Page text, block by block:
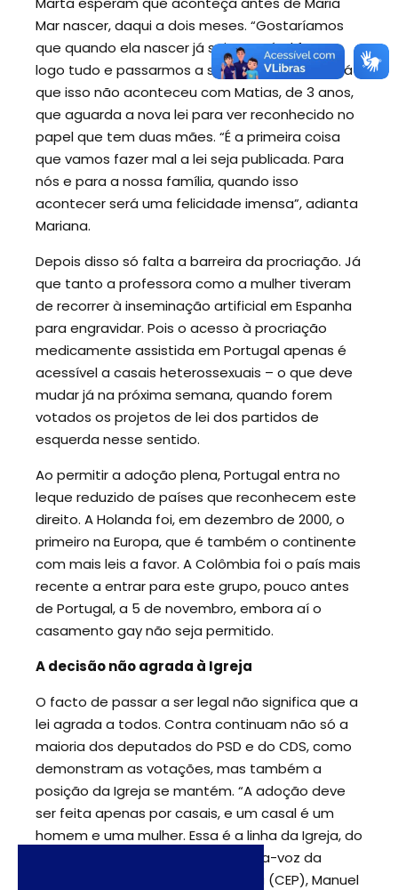
Mar nascer, daqui a dois meses. “Gostaríamos
que quando ela nascer já seja possível fazer
logo tudo e passarmos a ser as duas mães.” Já
que isso não aconteceu com Matias, de 3 anos,
que aguarda a nova lei para ver reconhecido no
papel que tem duas mães. “É a primeira coisa
que vamos fazer mal a lei seja publicada. Para
nós e para a nossa família, quando isso
acontecer será uma felicidade imensa”, adianta
Mariana.
Depois disso só falta a barreira da procriação. Já
que tanto a professora como a mulher tiveram
de recorrer à inseminação artificial em Espanha
para engravidar. Pois o acesso à procriação
medicamente assistida em Portugal apenas é
acessível a casais heterossexuais – o que deve
mudar já na próxima semana, quando forem
votados os projetos de lei dos partidos de
esquerda nesse sentido.
Ao permitir a adoção plena, Portugal entra no
leque reduzido de países que reconhecem este
direito. A Holanda foi, em dezembro de 2000, o
primeiro na Europa, que é também o continente
com mais leis a favor. A Colômbia foi o país mais
recente a entrar para este grupo, pouco antes
de Portugal, a 5 de novembro, embora aí o
casamento gay não seja permitido.
A decisão não agrada à Igreja
O facto de passar a ser legal não significa que a
lei agrada a todos. Contra continuam não só a
maioria dos deputados do PSD e do CDS, como
demonstram as votações, mas também a
posição da Igreja se mantém. “A adoção deve
ser feita apenas por casais, e um casal é um
homem e uma mulher. Essa é a linha da Igreja, do
patriarca e do Papa”, frisou o porta-voz da
Conferência Episcopal Portuguesa (CEP), Manuel